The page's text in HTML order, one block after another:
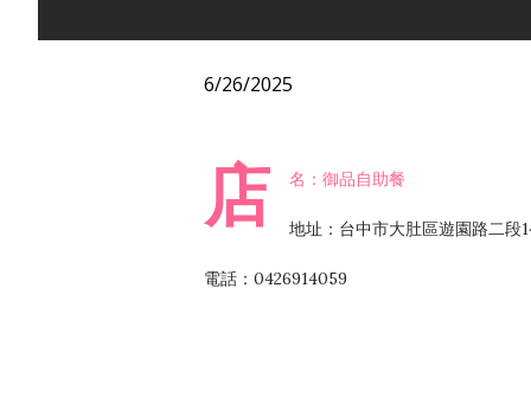
6/26/2025
店 名：御品自助餐
地址：台中市大肚區遊園路二段
電話：0426914059